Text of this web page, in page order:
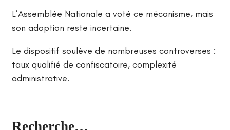
L’Assemblée Nationale a voté ce mécanisme, mais
son adoption reste incertaine.
Le dispositif soulève de nombreuses controverses :
taux qualifié de confiscatoire, complexité
administrative.
Recherche…